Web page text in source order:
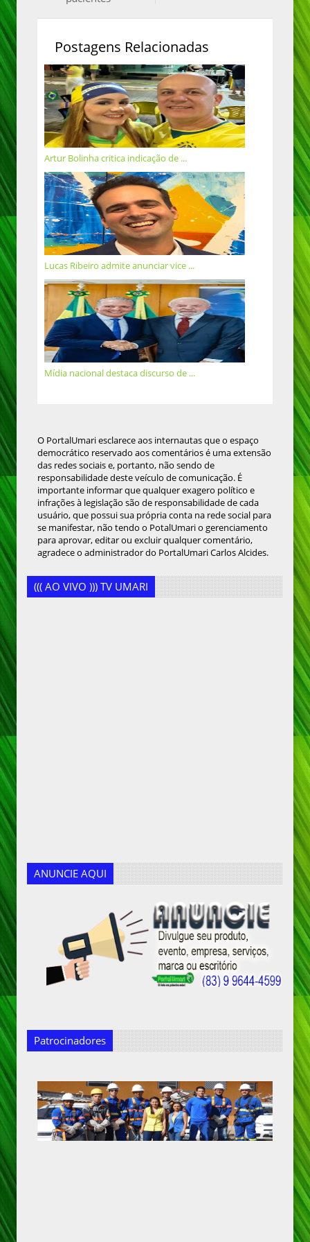
Postagens Relacionadas
Artur Bolinha critica indicação de ...
Lucas Ribeiro admite anunciar vice ...
Mídia nacional destaca discurso de ...
O PortalUmari esclarece aos internautas que o espaço
democrático reservado aos comentários é uma extensão
das redes sociais e, portanto, não sendo de
responsabilidade deste veículo de comunicação. É
importante informar que qualquer exagero político e
infrações à legislação são de responsabilidade de cada
usuário, que possui sua própria conta na rede social para
se manifestar, não tendo o PotalUmari o gerenciamento
para aprovar, editar ou excluir qualquer comentário,
agradece o administrador do PortalUmari Carlos Alcides.
((( AO VIVO ))) TV UMARI
ANUNCIE AQUI
Patrocinadores